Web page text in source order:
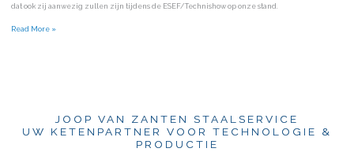
dat ook zij aanwezig zullen zijn tijdens de ESEF/Technishow op onze stand.
Read More »
JOOP VAN ZANTEN STAALSERVICE
UW KETENPARTNER VOOR TECHNOLOGIE &
PRODUCTIE